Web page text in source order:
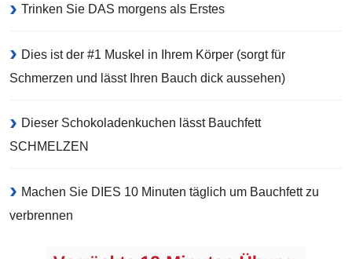
Trinken Sie DAS morgens als Erstes
Dies ist der #1 Muskel in Ihrem Körper (sorgt für
Schmerzen und lässt Ihren Bauch dick aussehen)
Dieser Schokoladenkuchen lässt Bauchfett
SCHMELZEN
Machen Sie DIES 10 Minuten täglich um Bauchfett zu
verbrennen